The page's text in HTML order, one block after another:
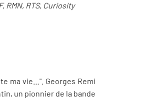
RMN, RTS, Curiosity
ma vie…". Georges Remi
un pionnier de la bande